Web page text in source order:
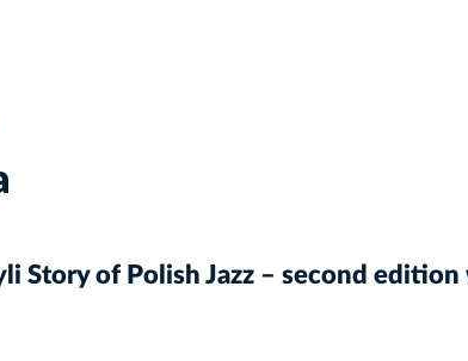
Story of Polish Jazz – second